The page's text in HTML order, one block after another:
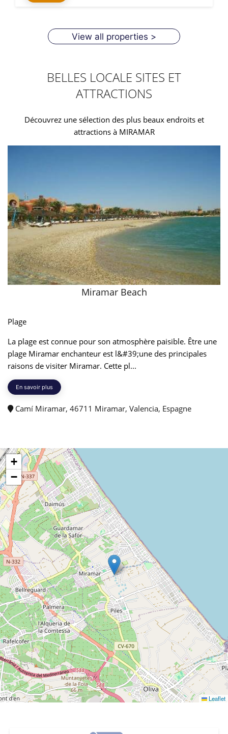
View all properties >
BELLES LOCALE SITES ET
ATTRACTIONS
Découvrez une sélection des plus beaux endroits et
attractions à MIRAMAR
Miramar Beach
Plage
La plage est connue pour son atmosphère paisible. Être une
plage Miramar enchanteur est l&#39;une des principales
raisons de visiter Miramar. Cette pl...
En savoir plus
Camí Miramar, 46711 Miramar, Valencia, Espagne
+
−
Leaflet